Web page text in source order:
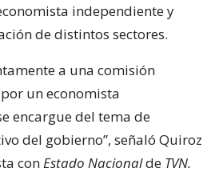
independiente y
de distintos sectores.
a una comisión
un economista
encargue del tema de
del gobierno”, señaló Quiroz
con Estado Nacionalde TVN.